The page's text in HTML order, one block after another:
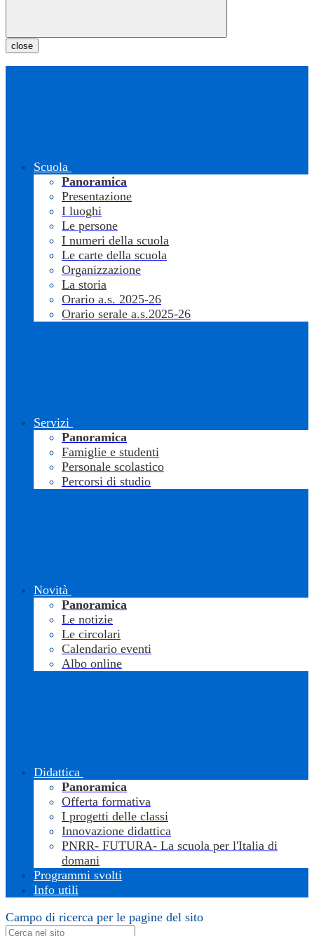
close
Scuola
Panoramica
Presentazione
I luoghi
Le persone
I numeri della scuola
Le carte della scuola
Organizzazione
La storia
Orario a.s. 2025-26
Orario serale a.s.2025-26
Servizi
Panoramica
Famiglie e studenti
Personale scolastico
Percorsi di studio
Novità
Panoramica
Le notizie
Le circolari
Calendario eventi
Albo online
Didattica
Panoramica
Offerta formativa
I progetti delle classi
Innovazione didattica
PNRR- FUTURA- La scuola per l'Italia di
domani
Programmi svolti
Info utili
Campo di ricerca per le pagine del sito